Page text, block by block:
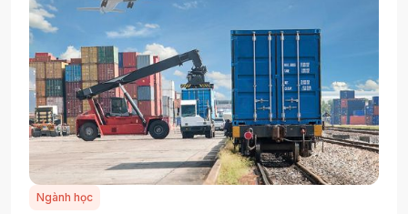
Ngành học